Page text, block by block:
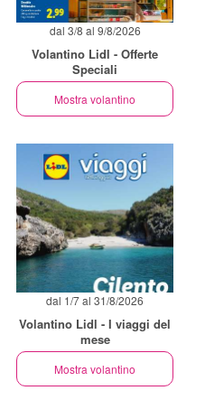
dal 3/8 al 9/8/2026
Volantino Lidl - Offerte
Speciali
Mostra volantino
dal 1/7 al 31/8/2026
Volantino Lidl - I viaggi del
mese
Mostra volantino